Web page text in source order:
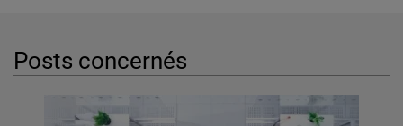
Posts concernés